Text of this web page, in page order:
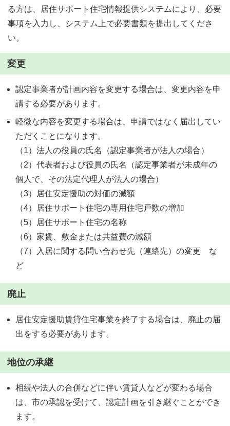
る方は、居住サポート住宅情報提供システムにより、必要
事項を入力し、システム上で必要書類を提出してくださ
い。
変更
認定事業者が計画内容を変更する場合は、変更内容を申
請する必要があります。
軽微な内容を変更する場合は、申請ではなく届出してい
ただくことになります。
（1）法人の役員の氏名（認定事業者が法人の場合）
（2）代表者および役員の氏名（認定事業者が未成年の
個人で、その法定代理人が法人の場合）
（3）居住安定援助の対価の減額
（4）居住サポート住宅の専用住宅戸数の増加
（5）居住サポート住宅の名称
（6）家賃、敷金または共益費の減額
（7）入居に関する問い合わせ先（連絡先）の変更 な
ど
廃止
居住安定援助賃貸住宅事業を終了する場合は、廃止の届
出をする必要があります。
地位の承継
相続や法人の合併などに伴い賃貸人などが変わる場合
は、市の承認を受けて、認定計画を引き継ぐことができ
ます。